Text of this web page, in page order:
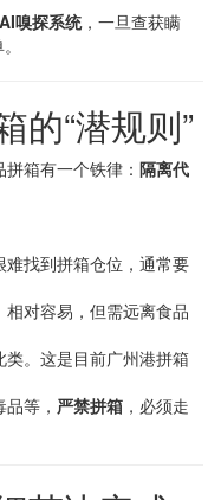
AI嗅探系统，一旦查获瞒
的“潜规则”
箱有一个铁律： 隔离代
找到拼箱仓位，通常要
对容易，但需远离食品
类。这是目前广州港拼箱
等， 严禁拼箱 ，必须走